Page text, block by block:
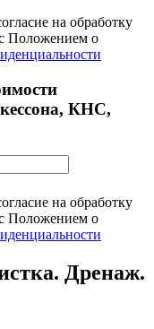
на обработку
Положением о
КНС,
на обработку
Положением о
Дренаж.